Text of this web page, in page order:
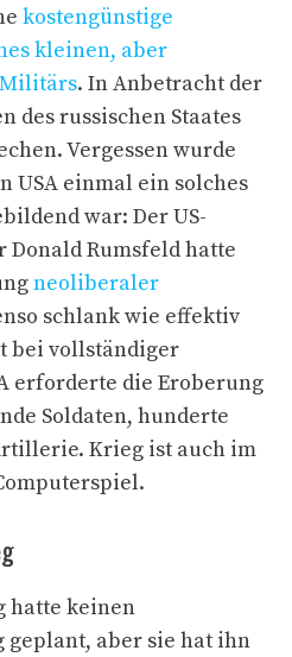
kostengünstige
kleinen, aber
. In Anbetracht der
des russischen Staates
Vergessen wurde
USA einmal ein solches
war: Der US-
Rumsfeld hatte
neoliberaler
schlank wie effektiv
bei vollständiger
erforderte die Eroberung
Soldaten, hunderte
Krieg ist auch im
hatte keinen
aber sie hat ihn